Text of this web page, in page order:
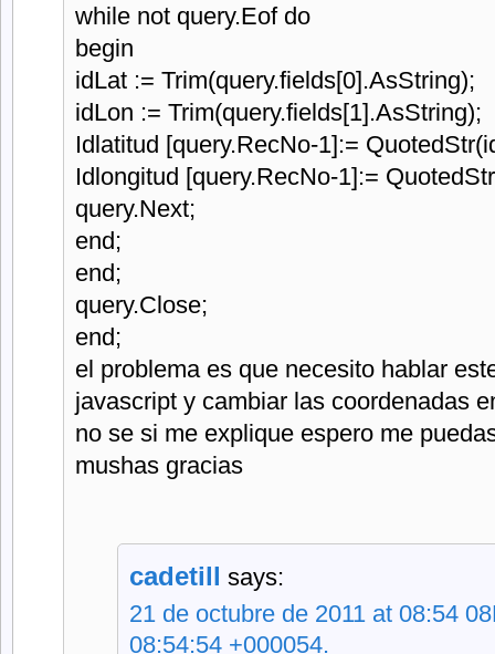
while not query.Eof do
begin
idLat := Trim(query.fields[0].AsString);
idLon := Trim(query.fields[1].AsString);
Idlatitud [query.RecNo-1]:=
Idlongitud [query.RecNo-1]:=
query.Next;
end;
end;
query.Close;
end;
el problema es que necesito hablar
javascript y cambiar las coordenadas
no se si me explique espero me
mushas gracias
cadetill says:
21 de octubre de 2011 at 08:54
08:54:54 +000054.